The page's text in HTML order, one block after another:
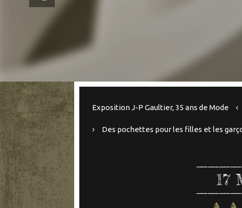
Exposition J-P Gaultier, 35 ans de Mode
Des pochettes pour les filles et les
17